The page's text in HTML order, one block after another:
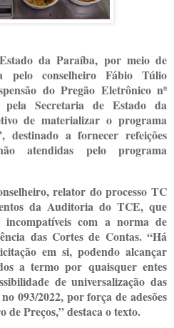
da Paraíba, por meio de
pelo conselheiro Fábio Túlio
do Pregão Eletrônico nº
Secretaria de Estado da
de materializar o programa
destinado a fornecer refeições
atendidas pelo programa
relator do processo TC
da Auditoria do TCE, que
incompatíveis com a norma de
das Cortes de Contas. “Há
em si, podendo alcançar
a termo por quaisquer entes
de universalização das
093/2022, por força de adesões
de Preços,” destaca o texto.